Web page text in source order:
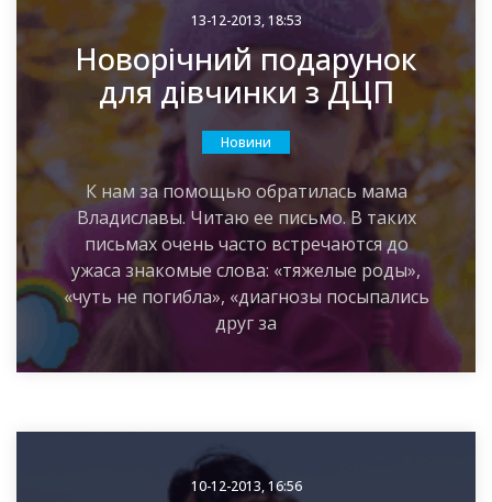
13-12-2013, 18:53
Новорічний подарунок
для дівчинки з ДЦП
Новини
К нам за помощью обратилась мама
Владиславы. Читаю ее письмо. В таких
письмах очень часто встречаются до
ужаса знакомые слова: «тяжелые роды»,
«чуть не погибла», «диагнозы посыпались
друг за
10-12-2013, 16:56